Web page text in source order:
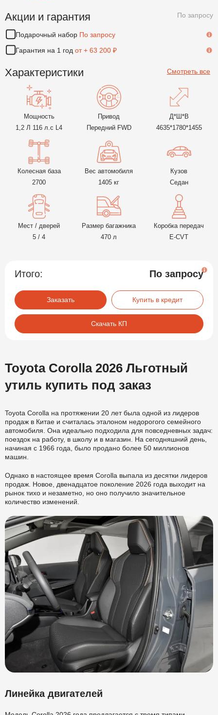
Акции и гарантия По запросу
Подарочный набор По запросу
Гарантия на 1 год от + 63 200 ₽
Характеристики
Мощность
1,2 Л 116 л.с L4
Привод
Передний FWD
Д*Ш*В
4635*1780*1455
Колесная база
2700
Вес автомобиля
1405 кг
Кузов
Седан
Мест / дверей
5 / 4
Размер багажника
470 л
Коробка передач
E-CVT
Итого: По запросу
Заказать Купить в кредит
Скачать КП
Toyota Corolla 2026 Льготный
утиль купить под заказ
Toyota Corolla на протяжении 20 лет была одной из лидеров
продаж в Китае и считалась эталоном недорогого семейного
автомобиля. Она идеально подходила для повседневных задач:
поездок на работу, в школу и в магазин. На сегодняшний день,
начиная с 1966 года, было продано более 50 миллионов
машин.
Однако в настоящее время Corolla выпала из десятки лидеров
продаж. Новое, двенадцатое поколение 2026 года выходит на
рынок тихо и незаметно, но оно получило значительное
количество изменений.
Линейка двигателей